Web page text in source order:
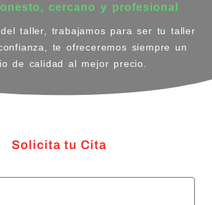
cercano y profesional
taller, trabajamos para ser tu taller
te ofreceremos siempre un
de calidad al mejor precio.
Solicita tu Cita